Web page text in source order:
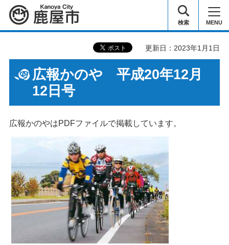
鹿屋市 検索 MENU
更新日：2023年1月1日
広報かのや 平成20年12月
12日号
広報かのやはPDFファイルで掲載しています。